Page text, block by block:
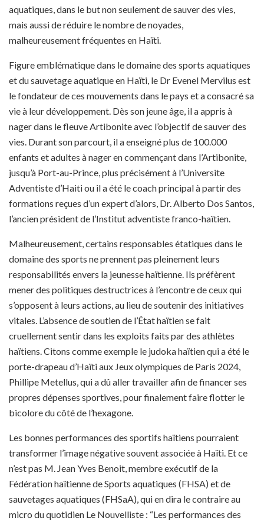
aquatiques, dans le but non seulement de sauver des vies,
mais aussi de réduire le nombre de noyades,
malheureusement fréquentes en Haïti.
Figure emblématique dans le domaine des sports aquatiques
et du sauvetage aquatique en Haïti, le Dr Evenel Mervilus est
le fondateur de ces mouvements dans le pays et a consacré sa
vie à leur développement. Dès son jeune âge, il a appris à
nager dans le fleuve Artibonite avec l’objectif de sauver des
vies. Durant son parcourt, il a enseigné plus de 100.000
enfants et adultes à nager en commençant dans l’Artibonite,
jusqu’à Port-au-Prince, plus précisément à l’Universite
Adventiste d’Haiti ou il a été le coach principal à partir des
formations reçues d’un expert d’alors, Dr. Alberto Dos Santos,
l’ancien président de l’Institut adventiste franco-haïtien.
Malheureusement, certains responsables étatiques dans le
domaine des sports ne prennent pas pleinement leurs
responsabilités envers la jeunesse haïtienne. Ils préfèrent
mener des politiques destructrices à l’encontre de ceux qui
s’opposent à leurs actions, au lieu de soutenir des initiatives
vitales. L’absence de soutien de l’État haïtien se fait
cruellement sentir dans les exploits faits par des athlètes
haïtiens. Citons comme exemple le judoka haïtien qui a été le
porte-drapeau d’Haïti aux Jeux olympiques de Paris 2024,
Phillipe Metellus, qui a dû aller travailler afin de financer ses
propres dépenses sportives, pour finalement faire flotter le
bicolore du côté de l’hexagone.
Les bonnes performances des sportifs haïtiens pourraient
transformer l’image négative souvent associée à Haïti. Et ce
n’est pas M. Jean Yves Benoit, membre exécutif de la
Fédération haïtienne de Sports aquatiques (FHSA) et de
sauvetages aquatiques (FHSaA), qui en dira le contraire au
micro du quotidien Le Nouvelliste : “Les performances des